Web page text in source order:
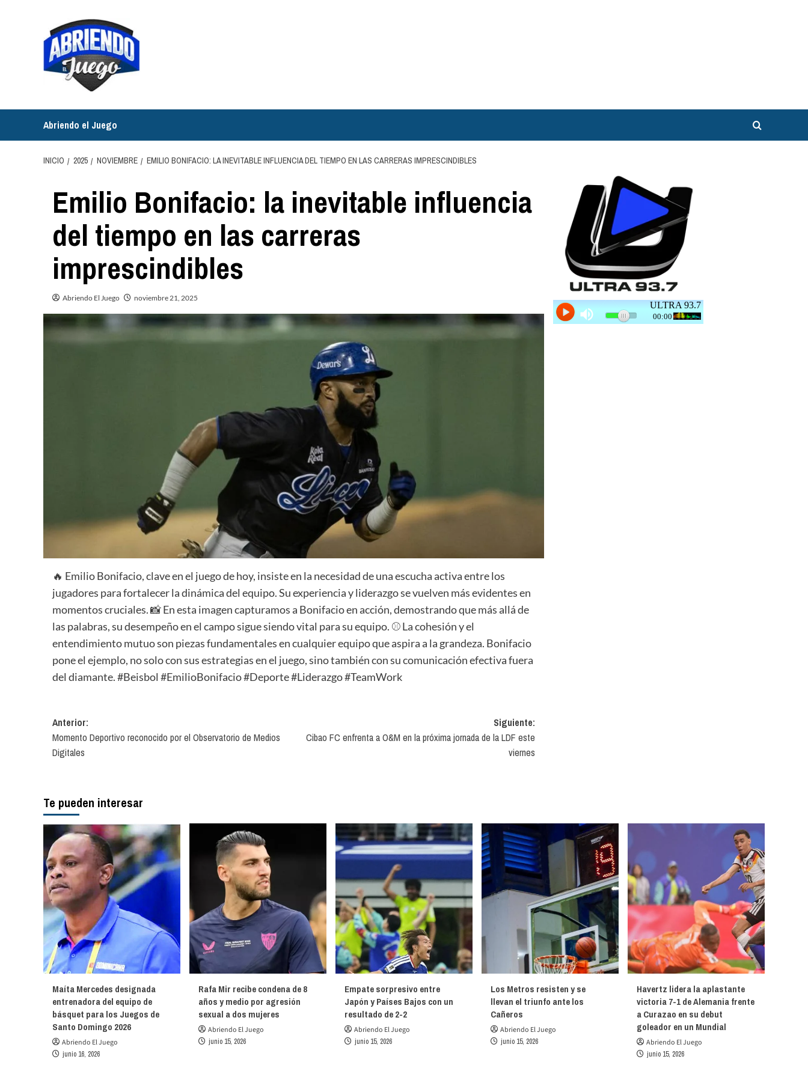
Abriendo el Juego
INICIO 2025 NOVIEMBRE EMILIO BONIFACIO: LA INEVITABLE INFLUENCIA DEL TIEMPO EN LAS CARRERAS IMPRESCINDIBLES
Emilio Bonifacio: la inevitable influencia
del tiempo en las carreras
imprescindibles
Abriendo El Juego noviembre 21, 2025
🔥 Emilio Bonifacio, clave en el juego de hoy, insiste en la necesidad de una escucha activa entre los
jugadores para fortalecer la dinámica del equipo. Su experiencia y liderazgo se vuelven más evidentes en
momentos cruciales. 📸 En esta imagen capturamos a Bonifacio en acción, demostrando que más allá de
las palabras, su desempeño en el campo sigue siendo vital para su equipo. ⚾ La cohesión y el
entendimiento mutuo son piezas fundamentales en cualquier equipo que aspira a la grandeza. Bonifacio
pone el ejemplo, no solo con sus estrategias en el juego, sino también con su comunicación efectiva fuera
del diamante. #Beisbol #EmilioBonifacio #Deporte #Liderazgo #TeamWork
Navegación
de
entradas
Anterior:
Momento Deportivo reconocido por el Observatorio de Medios
Digitales
Siguiente:
Cibao FC enfrenta a O&M en la próxima jornada de la LDF este
viernes
Te pueden interesar
Maíta Mercedes designada
entrenadora del equipo de
básquet para los Juegos de
Santo Domingo 2026
Abriendo El Juego
junio 16, 2026
Rafa Mir recibe condena de 8
años y medio por agresión
sexual a dos mujeres
Abriendo El Juego
junio 15, 2026
Empate sorpresivo entre
Japón y Países Bajos con un
resultado de 2-2
Abriendo El Juego
junio 15, 2026
Los Metros resisten y se
llevan el triunfo ante los
Cañeros
Abriendo El Juego
junio 15, 2026
Havertz lidera la aplastante
victoria 7-1 de Alemania frente
a Curazao en su debut
goleador en un Mundial
Abriendo El Juego
junio 15, 2026